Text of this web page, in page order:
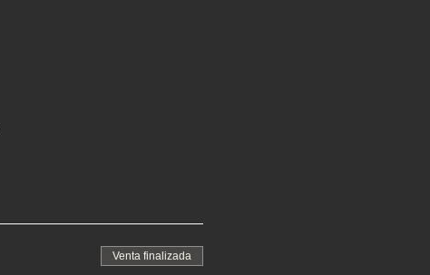
Venta finalizada